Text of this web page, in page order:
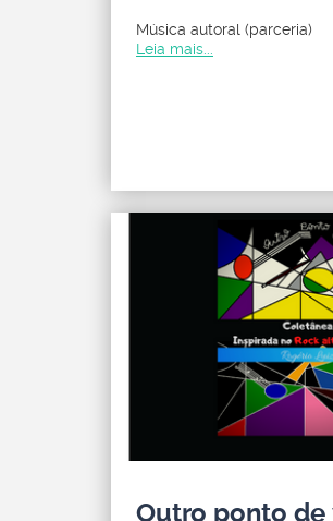
Música autoral (parceria)
Leia mais...
Outro ponto de